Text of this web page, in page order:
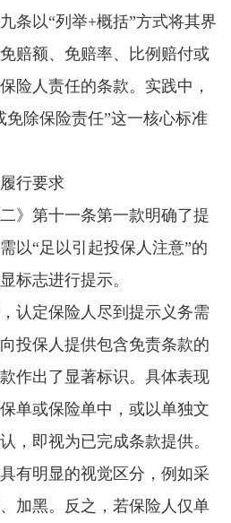
条以“列举+概括”方式将其界
赔额、免赔率、比例赔付或
险人责任的条款。实践中，
免除保险责任”这一核心标准
行要求
》第十一条第一款明确了提
以“足以引起投保人注意”的
标志进行提示。
认定保险人尽到提示义务需
投保人提供包含免责条款的
作出了显著标识。具体表现
单或保险单中，或以单独文
，即视为已完成条款提供。
有明显的视觉区分，例如采
加黑。反之，若保险人仅单